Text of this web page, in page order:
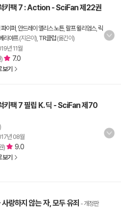
키팩 7 : Action - SciFan 제22권
이퍼 안드레이 앨리스 노튼, 랄프 윌리엄스, 릭
리야프(지은이), TR클럽(옮긴이)
년 11월
7.0
보기
키팩 7 필립 K. 딕 - SciFan 제70
년 08월
) 9.0
보기
랑하지 않는 자, 모두 유죄 - 개정판